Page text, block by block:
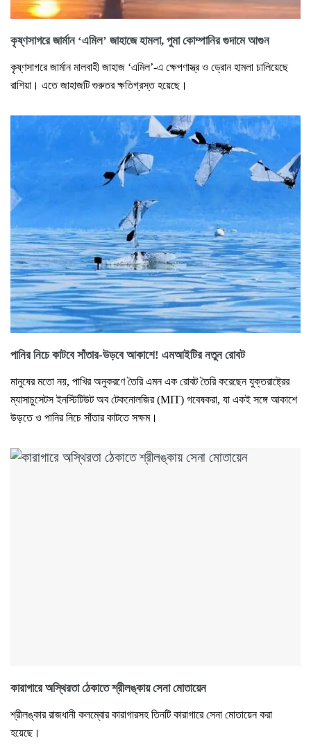
কৃষ্ণসাগরে জার্মান ‘এমিল’ জাহাজে হামলা, পুমা কোম্পানির গুদামে আগুন
কৃষ্ণসাগরে জার্মান মালবাহী জাহাজ ‘এমিল’-এ ক্ষেপণাস্ত্র ও ড্রোন হামলা চালিয়েছে
রাশিয়া। এতে জাহাজটি গুরুতর ক্ষতিগ্রস্ত হয়েছে।
পানির নিচে কাটবে সাঁতার-উড়বে আকাশে! এমআইটির নতুন রোবট
মানুষের মতো নয়, পাখির অনুকরণে তৈরি এমন এক রোবট তৈরি করেছেন যুক্তরাষ্ট্রের
ম্যাসাচুসেটস ইনস্টিটিউট অব টেকনোলজির (MIT) গবেষকরা, যা একই সঙ্গে আকাশে
উড়তে ও পানির নিচে সাঁতার কাটতে সক্ষম।
কারাগারে অস্থিরতা ঠেকাতে শ্রীলঙ্কায় সেনা মোতায়েন
শ্রীলঙ্কার রাজধানী কলম্বোর কারাগারসহ তিনটি কারাগারে সেনা মোতায়েন করা
হয়েছে।